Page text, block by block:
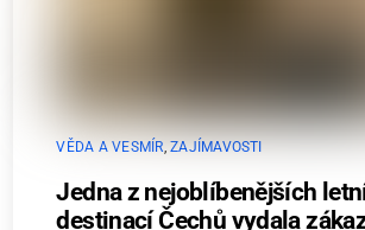
VĚDA A VESMÍR ,ZAJÍMAVOSTI
Jedna z nejoblíbenějších
destinací Čechů vydala